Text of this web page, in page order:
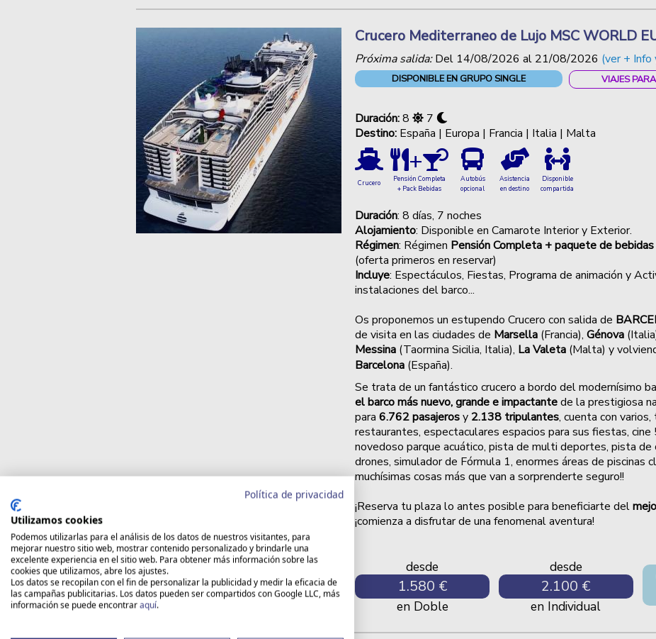
Crucero Mediterraneo de Lujo MSC WORLD
Próxima salida:Del 14/08/2026 al 21/08/2026 (ver + Info
DISPONIBLE EN GRUPO SINGLE VIAJES
Duración:8
7
Destino: España | Europa | Francia | Italia | Malta
Crucero
+
Pensión Completa
+ Pack Bebidas
Autobús
opcional
Asistencia
en destino
Disponible
compartida
Duración: 8 días, 7 noches
Alojamiento: Disponible en Camarote Interior y Exterior.
Régimen: Régimen Pensión Completa + paquete de
(oferta primeros en reservar)
Incluye: Espectáculos, Fiestas, Programa de animación y
instalaciones del barco...
Os proponemos un estupendo Crucero con salida de
de visita en las ciudades de Marsella (Francia),Génova
Messina (Taormina Sicilia, Italia), La Valeta (Malta) y
Barcelona (España).
Se trata de un fantástico crucero a bordo del modernísimo
el barco más nuevo, grande e impactantede la prestigiosa
para6.762 pasajerosy 2.138 tripulantes, cuenta con
restaurantes, espectaculares espacios para sus fiestas, cine
novedoso parque acuático, pista de multi deportes, pista de
drones, simulador de Fórmula 1, enormes áreas de piscinas
muchísimas cosas más que van a sorprenderte seguro!!
¡Reserva tu plaza lo antes posible para beneficiarte del
¡comienza a disfrutar de una fenomenal aventura!
desde
1.580 €
en Doble
desde
2.100 €
en Individual
Política de privacidad
Utilizamos cookies
Podemos utilizarlas para el análisis de los datos de nuestros visitantes, para
mejorar nuestro sitio web, mostrar contenido personalizado y brindarle una
excelente experiencia en el sitio web. Para obtener más información sobre las
cookies que utilizamos, abre los ajustes.
Los datos se recopilan con el fin de personalizar la publicidad y medir la eficacia de
las campañas publicitarias. Los datos pueden ser compartidos con Google LLC, más
información se puede encontraraquí.